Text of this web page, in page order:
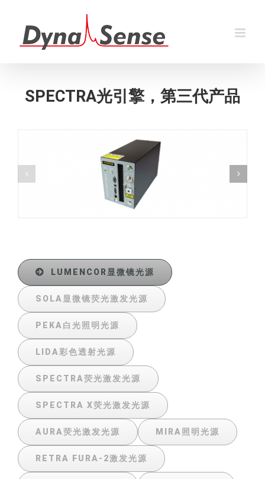
SPECTRA光引擎，第三代产品
LUMENCOR显微镜光源
SOLA显微镜荧光激发光源
PEKA白光照明光源
LIDA彩色透射光源
SPECTRA荧光激发光源
SPECTRA X荧光激发光源
AURA荧光激发光源 MIRA照明光源
RETRA FURA-2激发光源